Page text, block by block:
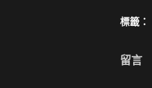
標籤：
留言